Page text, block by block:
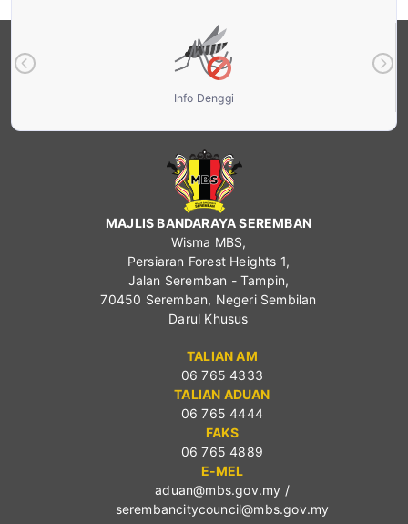
Peta Laluan Bas
MAJLIS BANDARAYA SEREMBAN
Wisma MBS,
Persiaran Forest Heights 1,
Jalan Seremban - Tampin,
70450 Seremban, Negeri Sembilan
Darul Khusus
TALIAN AM
06 765 4333
TALIAN ADUAN
06 765 4444
FAKS
06 765 4889
E-MEL
aduan@mbs.gov.my /
serembancitycouncil@mbs.gov.my